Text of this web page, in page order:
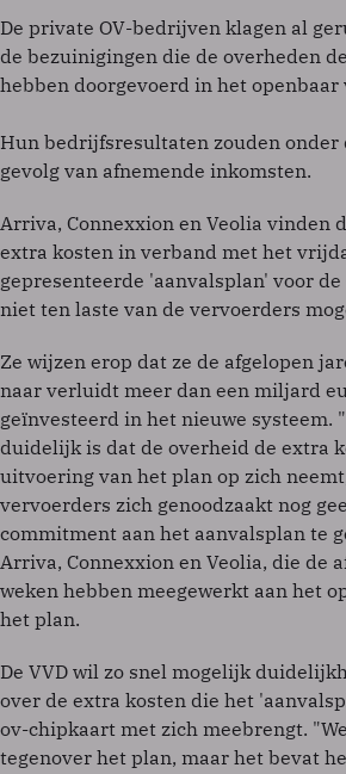
De private OV-bedrijven klagen al
de bezuinigingen die de overheden
hebben doorgevoerd in het openbaar
Hun bedrijfsresultaten zouden onder
gevolg van afnemende inkomsten.
Arriva, Connexxion en Veolia vinden
extra kosten in verband met het
gepresenteerde 'aanvalsplan' voor
niet ten laste van de vervoerders
Ze wijzen erop dat ze de afgelopen
naar verluidt meer dan een miljard
geïnvesteerd in het nieuwe systeem.
duidelijk is dat de overheid de extra
uitvoering van het plan op zich
vervoerders zich genoodzaakt nog
commitment aan het aanvalsplan te
Arriva, Connexxion en Veolia, die de
weken hebben meegewerkt aan het
het plan.
De VVD wil zo snel mogelijk
over de extra kosten die het
ov-chipkaart met zich meebrengt.
tegenover het plan, maar het bevat